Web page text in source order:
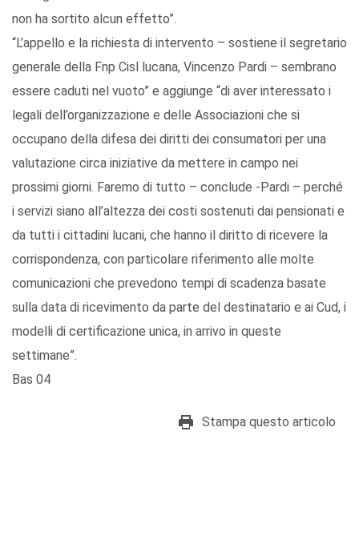
non ha sortito alcun effetto”.
“L’appello e la richiesta di intervento – sostiene il segretario
generale della Fnp Cisl lucana, Vincenzo Pardi – sembrano
essere caduti nel vuoto” e aggiunge “di aver interessato i
legali dell’organizzazione e delle Associazioni che si
occupano della difesa dei diritti dei consumatori per una
valutazione circa iniziative da mettere in campo nei
prossimi giorni. Faremo di tutto – conclude -Pardi – perché
i servizi siano all’altezza dei costi sostenuti dai pensionati e
da tutti i cittadini lucani, che hanno il diritto di ricevere la
corrispondenza, con particolare riferimento alle molte
comunicazioni che prevedono tempi di scadenza basate
sulla data di ricevimento da parte del destinatario e ai Cud, i
modelli di certificazione unica, in arrivo in queste
settimane”.
Bas 04
Stampa questo articolo